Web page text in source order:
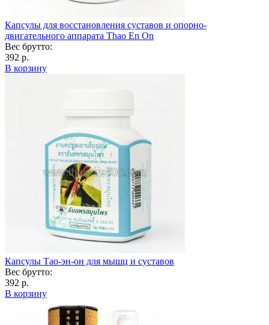
Капсулы для восстановления суставов и опорно-
двигательного аппарата Thao En On
Вес брутто:
392 р.
В корзину
Капсулы Тао-эн-он для мышц и суставов
Вес брутто:
392 р.
В корзину